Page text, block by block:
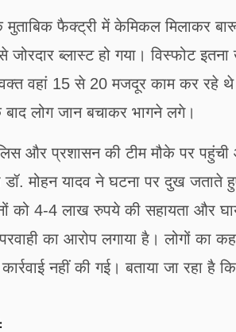
मुताबिक फैक्ट्री में केमिकल मिलाकर
जोरदार ब्लास्ट हो गया। विस्फोट
वहां 15 से 20 मजदूर काम कर रहे
लोग जान बचाकर भागने लगे।
और प्रशासन की टीम मौके पर
डॉ. मोहन यादव ने घटना पर दुख जताते
को 4-4 लाख रुपये की सहायता और
का आरोप लगाया है। लोगों
नहीं की गई। बताया जा रहा